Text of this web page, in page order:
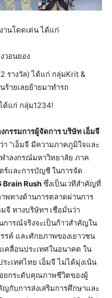
นโดดเด่น ได้แก่
วอนยอง
รางวัล) ได้แก่ กลุ่มKrit &
ร้ายเลยย้ายมาทำรถ
ด้แก่ กลุ่ม1234!
กรรมการผู้จัดการบริษัท เอ็มจี
า “เอ็มจี มีความภาคภูมิใจและ
าลงกรณ์มหาวิทยาลัย ภาค
ร์และการบัญชีในการจัด
Brain Rush ซึ่งเป็นเวทีสำคัญที่
พทางด้านการตลาดผ่านการ
จี ทางบริษัทฯ เชื่อมั่นว่า
การณ์จริงจะเป็นก้าวสำคัญใน
ค์ และศักยภาพของเยาวชน
คลื่อนประเทศในอนาคต ใน
ะเทศไทย เอ็มจี ไม่ได้มุ่งเน้น
ยกระดับคุณภาพชีวิตของผู้
กับการส่งเสริมการศึกษาและ